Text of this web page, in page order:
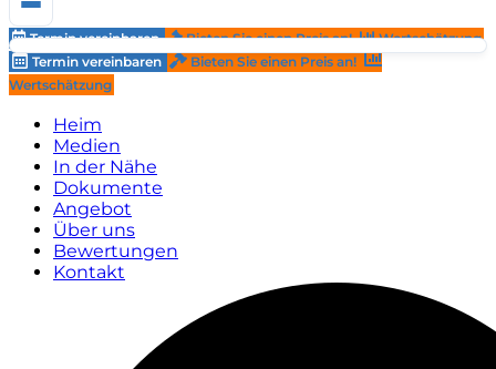
Termin vereinbaren Bieten Sie einen Preis an!
Wertschätzung
Termin vereinbaren
Bieten Sie einen Preis an!
Wertschätzung
Heim
Medien
In der Nähe
Dokumente
Angebot
Über uns
Bewertungen
Kontakt